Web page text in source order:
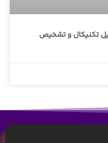
تکنیکال و تشخیص